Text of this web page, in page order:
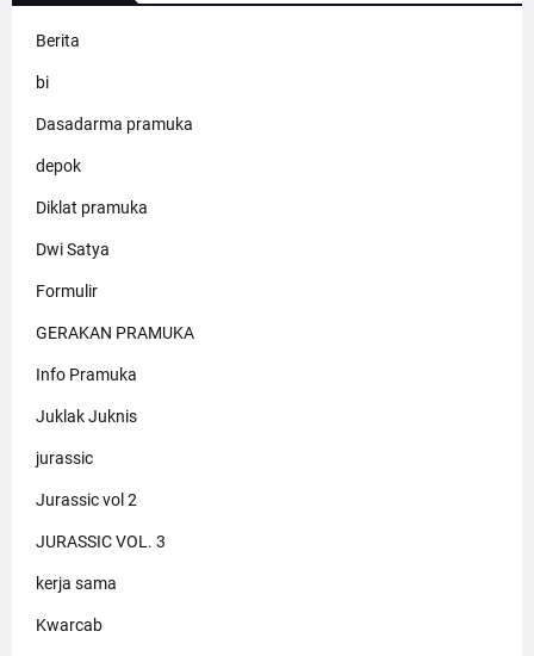
Berita
bi
Dasadarma pramuka
depok
Diklat pramuka
Dwi Satya
Formulir
GERAKAN PRAMUKA
Info Pramuka
Juklak Juknis
jurassic
Jurassic vol 2
JURASSIC VOL. 3
kerja sama
Kwarcab